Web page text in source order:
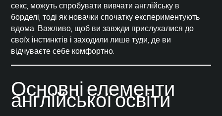
секс, можуть спробувати вивчати англійську в
борделі, тоді як новачки спочатку експериментують
вдома. Важливо, щоб ви завжди прислухалися до
своїх інстинктів і заходили лише туди, де ви
відчуваєте себе комфортно.
Основні елементи
англійської освіти